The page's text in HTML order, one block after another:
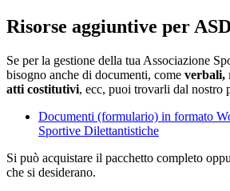
Risorse aggiuntive per
Se per la gestione della tua Associazione
bisogno anche di documenti, come verbali,
atti costitutivi, ecc, puoi trovarli dal nostro
Documenti (formulario) in formato
Sportive Dilettantistiche
Si può acquistare il pacchetto completo
che si desiderano.